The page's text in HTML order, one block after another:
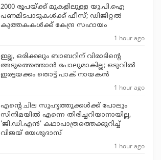
2000 രൂപയ്ക്ക് മുകളിലുള്ള യു.പി.ഐ
പണമിടപാടുകള്‍ക്ക് ഫീസ്; ഡിജിറ്റല്‍
കുത്തകകള്‍ക്ക് കേന്ദ്ര സഹായം
1 hour ago
ഇല്ല, ഒരിക്കലും ബാബറിന് വിരാടിന്റെ
അടുത്തെത്താന്‍ പോലുമാകില്ല; ഒടുവില്‍
ഇരട്ടയക്കം തൊട്ട് പാക് നായകന്‍
1 hour ago
എന്റെ ചില സുഹൃത്തുക്കൾക്ക് പോലും
സിനിമയിൽ എന്നെ തിരിച്ചറിയാനായില്ല,
'ജി.ഡി.എൻ' കഥാപാത്രത്തെക്കുറിച്ച്
വിജയ് യേശുദാസ്
1 hour ago